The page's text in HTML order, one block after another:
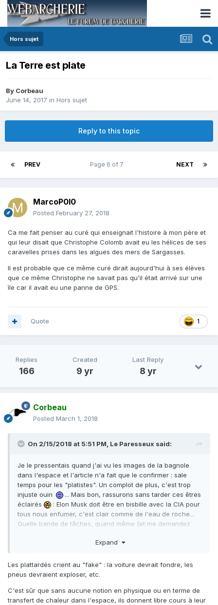
Hors sujet
La Terre est plate
By Corbeau
June 14, 2017 in Hors sujet
Reply to this topic
PREV NEXT
Page 6 of 7
MarcoP0l0
Posted February 27, 2018
Ca me fait penser au curé qui enseignait l'histoire à mon père et
qui leur disait que Christophe Colomb avait eu les hélices de ses
caravelles prises dans les algues des mers de Sargasses.
Il est probable que ce même curé dirait aujourd'hui à ses élèves
que ce même Christophe ne savait pas qu'il était arrivé sur une
île car il avait eu une panne de GPS.
1
Quote
Replies
166
Created
9 yr
Last Reply
8 yr
Corbeau
Posted March 1, 2018
On 2/15/2018 at 5:51 PM, Le Paresseux said:
Je le pressentais quand j'ai vu les images de la bagnole
dans l'espace et l'article n'a fait que le confirmer : sale
temps pour les "platistes". Un complot de plus, c'est trop
injuste ouin
... Mais bon, rassurons sans tarder ces êtres
éclairés
: Elon Musk doit être en bisbille avec la CIA pour
tous nous enfumer, c'est clair comme de l'eau de roche...
Quelle bande de tâches, quand même (et me demandez
Expand
Les plattardés crient au "fake" : la voiture devrait fondre, les
pneus devraient exploser, etc.
C'est sûr que sans aucune notion en physique ou en terme de
transfert de chaleur dans l'espace, ils donnent libre cours à leur